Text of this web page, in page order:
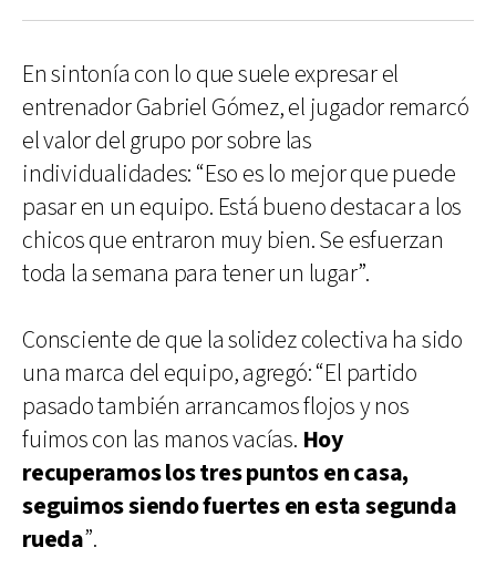
En sintonía con lo que suele expresar el
entrenador Gabriel Gómez, el jugador remarcó
el valor del grupo por sobre las
individualidades: “Eso es lo mejor que puede
pasar en un equipo. Está bueno destacar a los
chicos que entraron muy bien. Se esfuerzan
toda la semana para tener un lugar”.
Consciente de que la solidez colectiva ha sido
una marca del equipo, agregó: “El partido
pasado también arrancamos flojos y nos
fuimos con las manos vacías. Hoy
recuperamos los tres puntos en casa,
seguimos siendo fuertes en esta segunda
rueda”.